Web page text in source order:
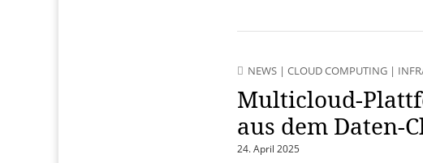
NEWS| CLOUD COMPUTING|
Multicloud-
aus dem Daten-
24. April 2025